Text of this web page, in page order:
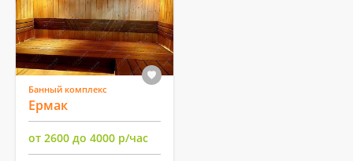
Банный комплекс
Ермак
от 2600 до 4000 р/час